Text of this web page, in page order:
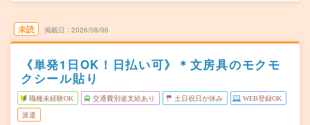
未読 掲載日 2026/08/06
《単発1日OK！日払い可》＊文房具のモクモ
クシール貼り
職種未経験OK 交通費別途支給あり 土日祝日が休み WEB登録OK
派遣